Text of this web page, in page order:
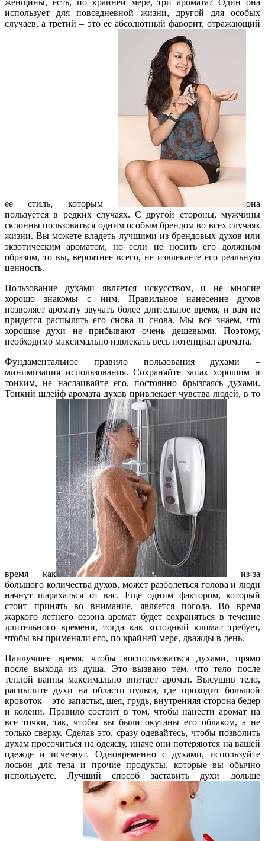
женщины, есть, по крайней мере, три аромата? Один она
использует для повседневной жизни, другой для особых
случаев, а третий – это ее абсолютный фаворит, отражающий
ее стиль, которым
она
пользуется в редких случаях. С другой стороны, мужчины
склонны пользоваться одним особым брендом во всех случаях
жизни. Вы можете владеть лучшими из брендовых духов или
экзотическим ароматом, но если не носить его должным
образом, то вы, вероятнее всего, не извлекаете его реальную
ценность.
Пользование духами является искусством, и не многие
хорошо знакомы с ним. Правильное нанесение духов
позволяет аромату звучать более длительное время, и вам не
придется распылять его снова и снова. Мы все знаем, что
хорошие духи не прибывают очень дешевыми. Поэтому,
необходимо максимально извлекать весь потенциал аромата.
Фундаментальное правило пользования духами –
минимизация использования. Сохраняйте запах хорошим и
тонким, не наслаивайте его, постоянно брызгаясь духами.
Тонкий шлейф аромата духов привлекает чувства людей, в то
время как
из-за
большого количества духов, может разболеться голова и люди
начнут шарахаться от вас. Еще одним фактором, который
стоит принять во внимание, является погода. Во время
жаркого летнего сезона аромат будет сохраняться в течение
длительного времени, тогда как холодный климат требует,
чтобы вы применяли его, по крайней мере, дважды в день.
Наилучшее время, чтобы воспользоваться духами, прямо
после выхода из душа. Это вызвано тем, что тело после
теплой ванны максимально впитает аромат. Высушив тело,
распылите духи на области пульса, где проходит большой
кровоток – это запястья, шея, грудь, внутренняя сторона бедер
и колени. Правило состоит в том, чтобы нанести аромат на
все точки, так, чтобы вы были окутаны его облаком, а не
только сверху. Сделав это, сразу одевайтесь, чтобы позволить
духам просочиться на одежду, иначе они потеряются на вашей
одежде и исчезнут. Одновременно с духами, используйте
лосьон для тела и прочие продукты, которые вы обычно
используете. Лучший способ заставить духи дольше